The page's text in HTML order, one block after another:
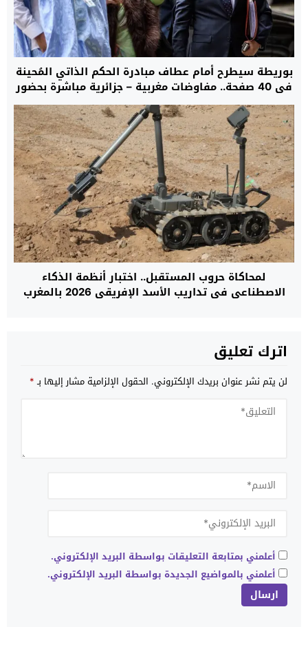
بوريطة سيطرح أمام عطاف مبادرة الحكم الذاتي المُحينة
في 40 صفحة.. مفاوضات مغربية – جزائرية مباشرة بحضور
دي ميستورا في السفارة الأمريكية بمدريد حول ملف
الصحراء غدا الأحد
لمحاكاة حروب المستقبل.. اختبار أنظمة الذكاء
الاصطناعي في تداريب الأسد الإفريقي 2026 بالمغرب
اترك تعليق
لن يتم نشر عنوان بريدك الإلكتروني. الحقول الإلزامية مشار إليها بـ*
أعلمني بمتابعة التعليقات بواسطة البريد الإلكتروني.
أعلمني بالمواضيع الجديدة بواسطة البريد الإلكتروني.